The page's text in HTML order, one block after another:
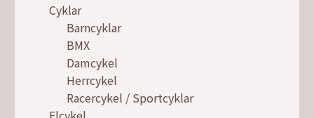
Cyklar
Barncyklar
BMX
Damcykel
Herrcykel
Racercykel / Sportcyklar